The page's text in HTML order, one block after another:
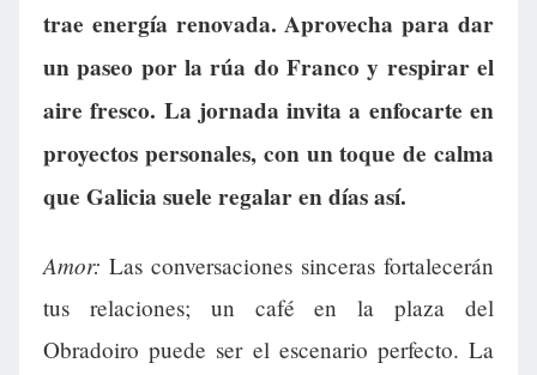
trae energía renovada. Aprovecha para dar
un paseo por la rúa do Franco y respirar el
aire fresco. La jornada invita a enfocarte en
proyectos personales, con un toque de calma
que Galicia suele regalar en días así.
Amor: Las conversaciones sinceras fortalecerán
tus relaciones; un café en la plaza del
Obradoiro puede ser el escenario perfecto. La